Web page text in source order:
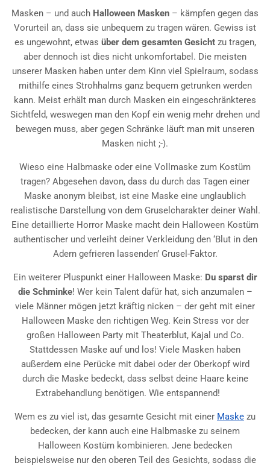
Masken – und auch Halloween Masken – kämpfen gegen das
Vorurteil an, dass sie unbequem zu tragen wären. Gewiss ist
es ungewohnt, etwas über dem gesamten Gesichtzu tragen,
aber dennoch ist dies nicht unkomfortabel. Die meisten
unserer Masken haben unter dem Kinn viel Spielraum, sodass
mithilfe eines Strohhalms ganz bequem getrunken werden
kann. Meist erhält man durch Masken ein eingeschränkteres
Sichtfeld, weswegen man den Kopf ein wenig mehr drehen und
bewegen muss, aber gegen Schränke läuft man mit unseren
Masken nicht ;-).
Wieso eine Halbmaske oder eine Vollmaske zum Kostüm
tragen? Abgesehen davon, dass du durch das Tagen einer
Maske anonym bleibst, ist eine Maske eine unglaublich
realistische Darstellung von dem Gruselcharakter deiner Wahl.
Eine detaillierte Horror Maske macht dein Halloween Kostüm
authentischer und verleiht deiner Verkleidung den ‘Blut in den
Adern gefrieren lassenden’ Grusel-Faktor.
Ein weiterer Pluspunkt einer Halloween Maske: Du sparst dir
die Schminke! Wer kein Talent dafür hat, sich anzumalen –
viele Männer mögen jetzt kräftig nicken – der geht mit einer
Halloween Maske den richtigen Weg. Kein Stress vor der
großen Halloween Party mit Theaterblut, Kajal und Co.
Stattdessen Maske auf und los! Viele Masken haben
außerdem eine Perücke mit dabei oder der Oberkopf wird
durch die Maske bedeckt, dass selbst deine Haare keine
Extrabehandlung benötigen. Wie entspannend!
Wem es zu viel ist, das gesamte Gesicht mit einer Maske zu
bedecken, der kann auch eine Halbmaske zu seinem
Halloween Kostüm kombinieren. Jene bedecken
beispielsweise nur den oberen Teil des Gesichts, sodass die